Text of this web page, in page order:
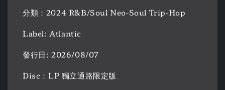
分類：2024 R&B/Soul Neo-Soul Trip-Hop
Label: Atlantic
發行日: 2026/08/07
Disc：LP 獨立通路限定版